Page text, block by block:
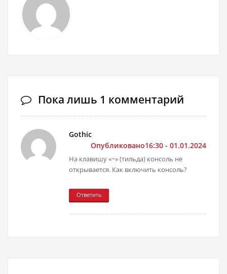
Пока лишь 1 комментарий
Gothic
Опубликовано16:30 - 01.01.2024
На клавишу «~» (тильда) консоль не
открывается. Как включить консоль?
Ответить